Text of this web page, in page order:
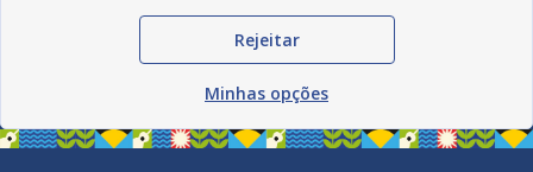
Rejeitar
Minhas opções